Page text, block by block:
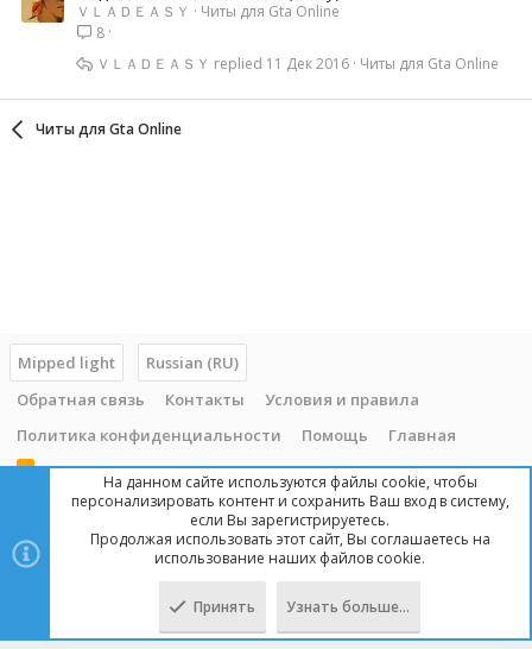
ＶＬＡＤＥＡＳＹ
Читы для Gta Online
8
Читы для Gta Online
11 Дек 2016
ＶＬＡＤＥＡＳＹ
Читы для Gta Online
Mipped light
Russian (RU)
Обратная связь
Контакты
Условия и правила
Политика конфиденциальности
Помощь Главная
R
Copyright © 2014 - 2025, mipped.com. Все права защищены. При
копировании материала с сайта, обратная ссылка обязательна!
На данном сайте используются файлы cookie, чтобы
персонализировать контент и сохранить Ваш вход в систему,
если Вы зарегистрируетесь.
Продолжая использовать этот сайт, Вы соглашаетесь на
использование наших файлов cookie.
Принять Узнать больше…